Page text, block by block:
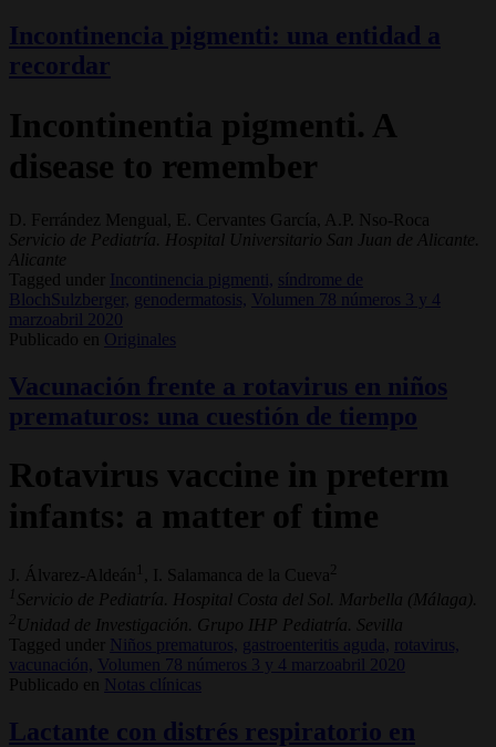
Incontinencia pigmenti: una entidad a
recordar
Incontinentia pigmenti. A
disease to remember
D. Ferrández Mengual, E. Cervantes García, A.P. Nso-Roca
Servicio de Pediatría. Hospital Universitario San Juan de Alicante.
Alicante
Tagged under
Incontinencia pigmenti,
síndrome de
BlochSulzberger,
genodermatosis,
Volumen 78 números 3 y 4
marzoabril 2020
Publicado en
Originales
Vacunación frente a rotavirus en niños
prematuros: una cuestión de tiempo
Rotavirus vaccine in preterm
infants: a matter of time
J. Álvarez-Aldeán 1 , I. Salamanca de la Cueva
1 Servicio de Pediatría. Hospital Costa del Sol. Marbella (Málaga).
2 Unidad de Investigación. Grupo IHP Pediatría. Sevilla
Tagged under
Niños prematuros, gastroenteritis aguda,
rotavirus,
vacunación,
Volumen 78 números 3 y 4 marzoabril 2020
Publicado en
Notas clínicas
Lactante con distrés respiratorio en